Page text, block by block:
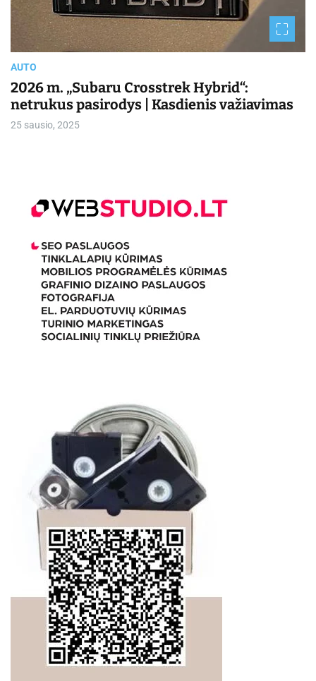
r
AUTO
2026 m. „Subaru Crosstrek Hybrid“:
netrukus pasirodys | Kasdienis važiavimas
25 sausio, 2025